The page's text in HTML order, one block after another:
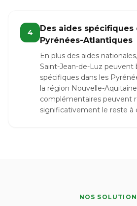
4
Des aides spécifiques
Pyrénées-Atlantiques
En plus des aides
Saint-Jean-de-Luz peuvent
spécifiques dans les
la région Nouvelle-
complémentaires peuvent
significativement le reste à
NOS